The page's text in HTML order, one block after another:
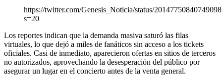
https://twitter.com/Genesis_Noticia/status/
s=20
Los reportes indican que la demanda masiva saturó las filas
virtuales, lo que dejó a miles de fanáticos sin acceso a los tickets
oficiales. Casi de inmediato, aparecieron ofertas en sitios de terceros
no autorizados, aprovechando la desesperación del público por
asegurar un lugar en el concierto antes de la venta general.